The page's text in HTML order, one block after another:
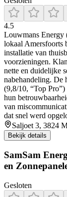
4.5
Louwmans Energy
lokaal Amersfoorts
installatie van
voorzieningen.
nette en duidelijke
nabehandeling. De
(9,8/10, “Top
hun
van
dat snel werd
Saljoet 3, 3824
Bekijk details
SamSam
en
Gesloten